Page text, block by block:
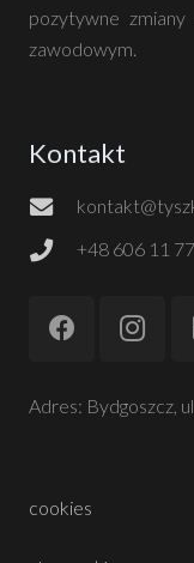
pozytywne
zawodowym.
Kontakt
+48 606 11
Adres: Bydgoszcz,
cookies